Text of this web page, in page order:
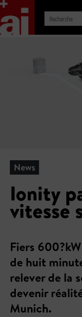
News
Ionity
vitesse
Fiers
de huit
relever de la
devenir
Munich.